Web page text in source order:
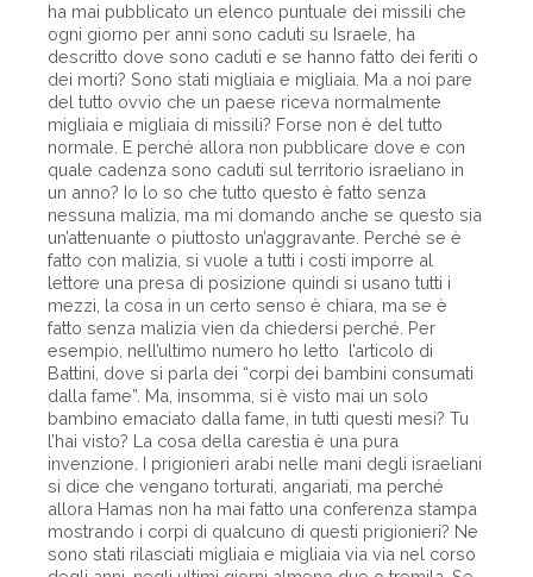
ha mai pubblicato un elenco puntuale dei missili che
ogni giorno per anni sono caduti su Israele, ha
descritto dove sono caduti e se hanno fatto dei feriti o
dei morti? Sono stati migliaia e migliaia. Ma a noi pare
del tutto ovvio che un paese riceva normalmente
migliaia e migliaia di missili? Forse non è del tutto
normale. E perché allora non pubblicare dove e con
quale cadenza sono caduti sul territorio israeliano in
un anno? Io lo so che tutto questo è fatto senza
nessuna malizia, ma mi domando anche se questo sia
un’attenuante o piuttosto un’aggravante. Perché se è
fatto con malizia, si vuole a tutti i costi imporre al
lettore una presa di posizione quindi si usano tutti i
mezzi, la cosa in un certo senso è chiara, ma se è
fatto senza malizia vien da chiedersi perché. Per
esempio, nell’ultimo numero ho letto l’articolo di
Battini, dove si parla dei “corpi dei bambini consumati
dalla fame”. Ma, insomma, si è visto mai un solo
bambino emaciato dalla fame, in tutti questi mesi? Tu
l’hai visto? La cosa della carestia è una pura
invenzione. I prigionieri arabi nelle mani degli israeliani
si dice che vengano torturati, angariati, ma perché
allora Hamas non ha mai fatto una conferenza stampa
mostrando i corpi di qualcuno di questi prigionieri? Ne
sono stati rilasciati migliaia e migliaia via via nel corso